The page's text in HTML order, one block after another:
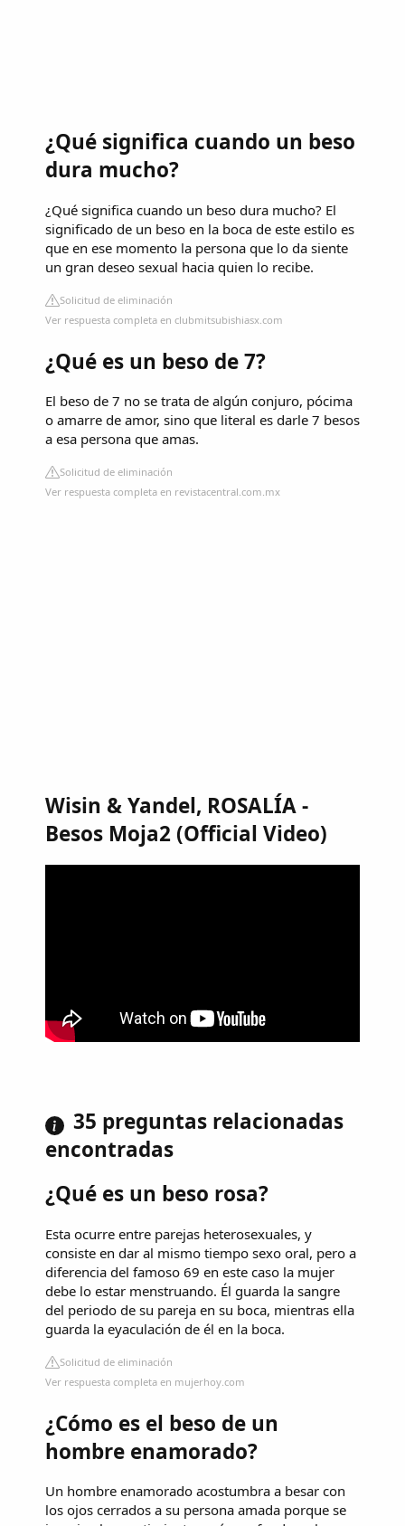
¿Qué significa cuando un beso
dura mucho?
¿Qué significa cuando un beso dura mucho? El
significado de un beso en la boca de este estilo es
que en ese momento la persona que lo da siente
un gran deseo sexual hacia quien lo recibe.
Solicitud de eliminación
Ver respuesta completa en clubmitsubishiasx.com
¿Qué es un beso de 7?
El beso de 7 no se trata de algún conjuro, pócima
o amarre de amor, sino que literal es darle 7 besos
a esa persona que amas.
Solicitud de eliminación
Ver respuesta completa en revistacentral.com.mx
Wisin & Yandel, ROSALÍA -
Besos Moja2 (Official Video)
35 preguntas relacionadas
encontradas
¿Qué es un beso rosa?
Esta ocurre entre parejas heterosexuales, y
consiste en dar al mismo tiempo sexo oral, pero a
diferencia del famoso 69 en este caso la mujer
debe lo estar menstruando. Él guarda la sangre
del periodo de su pareja en su boca, mientras ella
guarda la eyaculación de él en la boca.
Solicitud de eliminación
Ver respuesta completa en mujerhoy.com
¿Cómo es el beso de un
hombre enamorado?
Un hombre enamorado acostumbra a besar con
los ojos cerrados a su persona amada porque se